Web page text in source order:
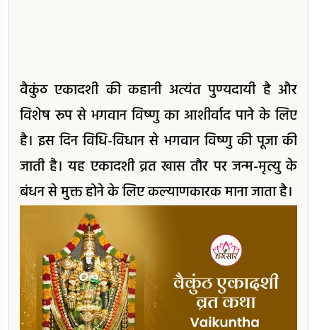
वैकुंठ एकादशी की कहानी अत्यंत पुण्यदायी है और
विशेष रूप से भगवान विष्णु का आशीर्वाद पाने के लिए
है। इस दिन विधि-विधान से भगवान विष्णु की पूजा की
जाती है। यह एकादशी व्रत खास तौर पर जन्म-मृत्यु के
बंधन से मुक्त होने के लिए कल्याणकारक माना जाता है।